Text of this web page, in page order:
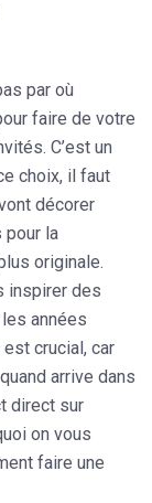
par où
faire de votre
C’est un
choix, il faut
décorer
pour la
originale.
inspirer des
années
crucial, car
arrive dans
direct sur
on vous
faire une